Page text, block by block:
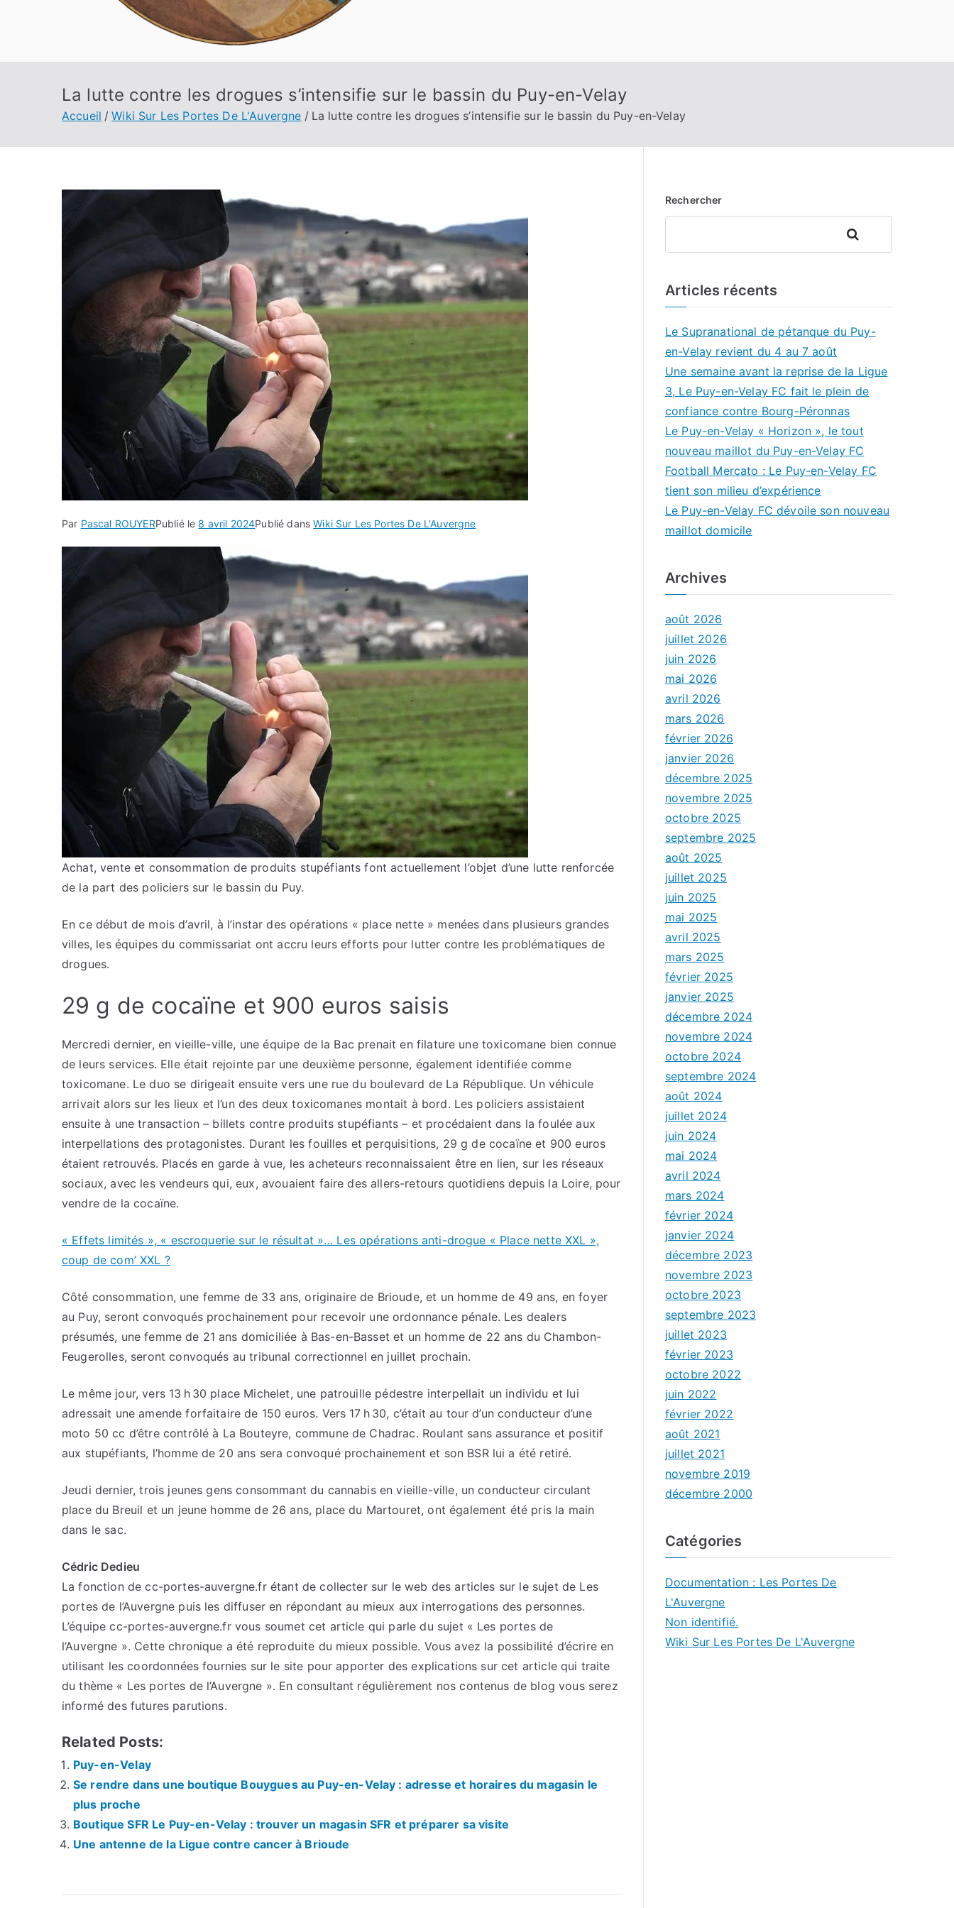
La lutte contre les drogues s’intensifie sur le bassin du Puy-en-Velay
Accueil Wiki Sur Les Portes De L'Auvergne La lutte contre les drogues s’intensifie sur le bassin du Puy-en-Velay
Par Pascal ROUYERPublié le8 avril 2024Publié dansWiki Sur Les Portes De L'Auvergne
Achat, vente et consommation de produits stupéfiants font actuellement l’objet d’une lutte renforcée
de la part des policiers sur le bassin du Puy.
En ce début de mois d’avril, à l’instar des opérations « place nette » menées dans plusieurs grandes
villes, les équipes du commissariat ont accru leurs efforts pour lutter contre les problématiques de
drogues.
29 g de cocaïne et 900 euros saisis
Mercredi dernier, en vieille-ville, une équipe de la Bac prenait en filature une toxicomane bien connue
de leurs services. Elle était rejointe par une deuxième personne, également identifiée comme
toxicomane. Le duo se dirigeait ensuite vers une rue du boulevard de La République. Un véhicule
arrivait alors sur les lieux et l’un des deux toxicomanes montait à bord. Les policiers assistaient
ensuite à une transaction – billets contre produits stupéfiants – et procédaient dans la foulée aux
interpellations des protagonistes. Durant les fouilles et perquisitions, 29 g de cocaïne et 900 euros
étaient retrouvés. Placés en garde à vue, les acheteurs reconnaissaient être en lien, sur les réseaux
sociaux, avec les vendeurs qui, eux, avouaient faire des allers-retours quotidiens depuis la Loire, pour
vendre de la cocaïne.
« Effets limités », « escroquerie sur le résultat »… Les opérations anti-drogue « Place nette XXL »,
coup de com’ XXL ?
Côté consommation, une femme de 33 ans, originaire de Brioude, et un homme de 49 ans, en foyer
au Puy, seront convoqués prochainement pour recevoir une ordonnance pénale. Les dealers
présumés, une femme de 21 ans domiciliée à Bas-en-Basset et un homme de 22 ans du Chambon-
Feugerolles, seront convoqués au tribunal correctionnel en juillet prochain.
Le même jour, vers 13 h 30 place Michelet, une patrouille pédestre interpellait un individu et lui
adressait une amende forfaitaire de 150 euros. Vers 17 h 30, c’était au tour d’un conducteur d’une
moto 50 cc d’être contrôlé à La Bouteyre, commune de Chadrac. Roulant sans assurance et positif
aux stupéfiants, l’homme de 20 ans sera convoqué prochainement et son BSR lui a été retiré.
Jeudi dernier, trois jeunes gens consommant du cannabis en vieille-ville, un conducteur circulant
place du Breuil et un jeune homme de 26 ans, place du Martouret, ont également été pris la main
dans le sac.
Cédric Dedieu
La fonction de cc-portes-auvergne.fr étant de collecter sur le web des articles sur le sujet de Les
portes de l’Auvergne puis les diffuser en répondant au mieux aux interrogations des personnes.
L’équipe cc-portes-auvergne.fr vous soumet cet article qui parle du sujet « Les portes de
l’Auvergne ». Cette chronique a été reproduite du mieux possible. Vous avez la possibilité d’écrire en
utilisant les coordonnées fournies sur le site pour apporter des explications sur cet article qui traite
du thème « Les portes de l’Auvergne ». En consultant régulièrement nos contenus de blog vous serez
informé des futures parutions.
Related Posts:
Puy-en-Velay
Se rendre dans une boutique Bouygues au Puy-en-Velay : adresse et horaires du magasin le
plus proche
Boutique SFR Le Puy-en-Velay : trouver un magasin SFR et préparer sa visite
Une antenne de la Ligue contre cancer à Brioude
Rechercher
Rechercher
Articles récents
Le Supranational de pétanque du Puy-
en-Velay revient du 4 au 7 août
Une semaine avant la reprise de la Ligue
3, Le Puy-en-Velay FC fait le plein de
confiance contre Bourg-Péronnas
Le Puy-en-Velay « Horizon », le tout
nouveau maillot du Puy-en-Velay FC
Football Mercato : Le Puy-en-Velay FC
tient son milieu d’expérience
Le Puy-en-Velay FC dévoile son nouveau
maillot domicile
Archives
août 2026
juillet 2026
juin 2026
mai 2026
avril 2026
mars 2026
février 2026
janvier 2026
décembre 2025
novembre 2025
octobre 2025
septembre 2025
août 2025
juillet 2025
juin 2025
mai 2025
avril 2025
mars 2025
février 2025
janvier 2025
décembre 2024
novembre 2024
octobre 2024
septembre 2024
août 2024
juillet 2024
juin 2024
mai 2024
avril 2024
mars 2024
février 2024
janvier 2024
décembre 2023
novembre 2023
octobre 2023
septembre 2023
juillet 2023
février 2023
octobre 2022
juin 2022
février 2022
août 2021
juillet 2021
novembre 2019
décembre 2000
Catégories
Documentation : Les Portes De
L'Auvergne
Non identifié.
Wiki Sur Les Portes De L'Auvergne